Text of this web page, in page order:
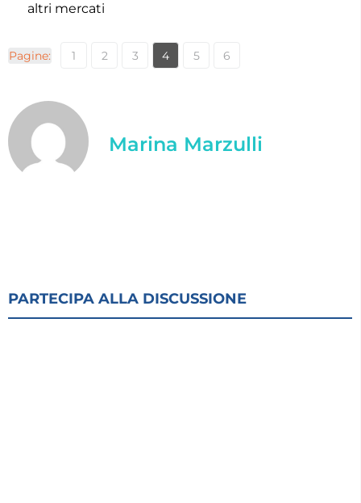
altri mercati
Pagine: 1 2 3 4 5 6
Marina Marzulli
PARTECIPA ALLA DISCUSSIONE